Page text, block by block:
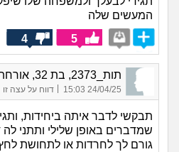
המעשים שלה
5
4
תות_2373, בת 32, אורחת
24/04/25 15:03 דווח על עצה זו
תבקשי לדבר איתה ביחידות,
שמדברים באופן שלילי ותתני
גורם לך לחרדות או לתחושת